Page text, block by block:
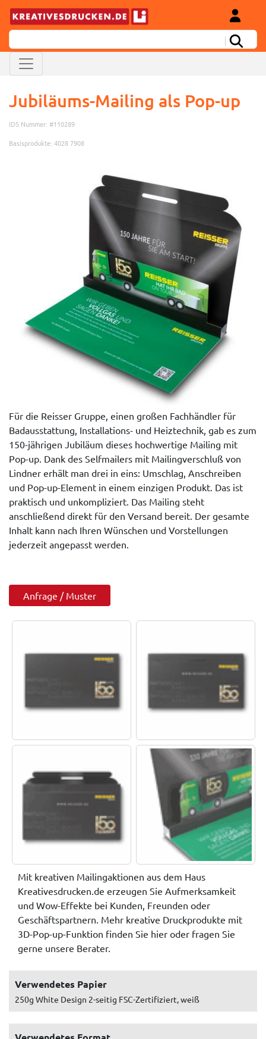
Jubiläums-Mailing als Pop-up
IDS Nummer: #110289
Basisprodukte: 4028 7908
Für die Reisser Gruppe, einen großen Fachhändler für
Badausstattung, Installations- und Heiztechnik, gab es zum
150-jährigen Jubiläum dieses hochwertige Mailing mit
Pop-up. Dank des Selfmailers mit Mailingverschluß von
Lindner erhält man drei in eins: Umschlag, Anschreiben
und Pop-up-Element in einem einzigen Produkt. Das ist
praktisch und unkompliziert. Das Mailing steht
anschließend direkt für den Versand bereit. Der gesamte
Inhalt kann nach Ihren Wünschen und Vorstellungen
jederzeit angepasst werden.
Anfrage / Muster
Mit kreativen Mailingaktionen aus dem Haus
Kreativesdrucken.de erzeugen Sie Aufmerksamkeit
und Wow-Effekte bei Kunden, Freunden oder
Geschäftspartnern. Mehr kreative Druckprodukte mit
3D-Pop-up-Funktion finden Sie hier oder fragen Sie
gerne unsere Berater.
Verwendetes Papier
250g White Design 2-seitig FSC-Zertifiziert, weiß